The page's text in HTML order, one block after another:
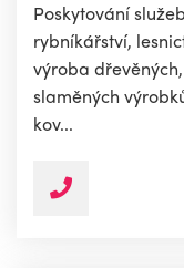
Poskytování
rybníkářství,
výroba
slaměných
kov...